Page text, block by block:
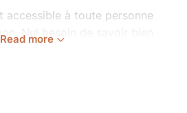
accessible à toute personne
Nul besoin de savoir bien
Read more